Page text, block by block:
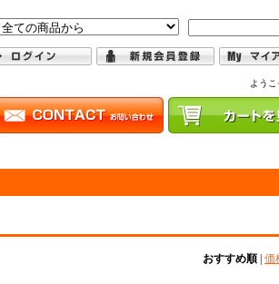
よう
おすすめ順 価